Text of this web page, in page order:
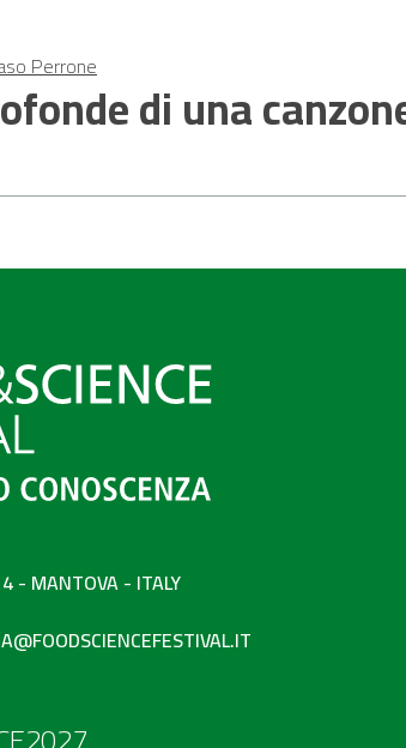
Perrone
di una
- MANTOVA - ITALY